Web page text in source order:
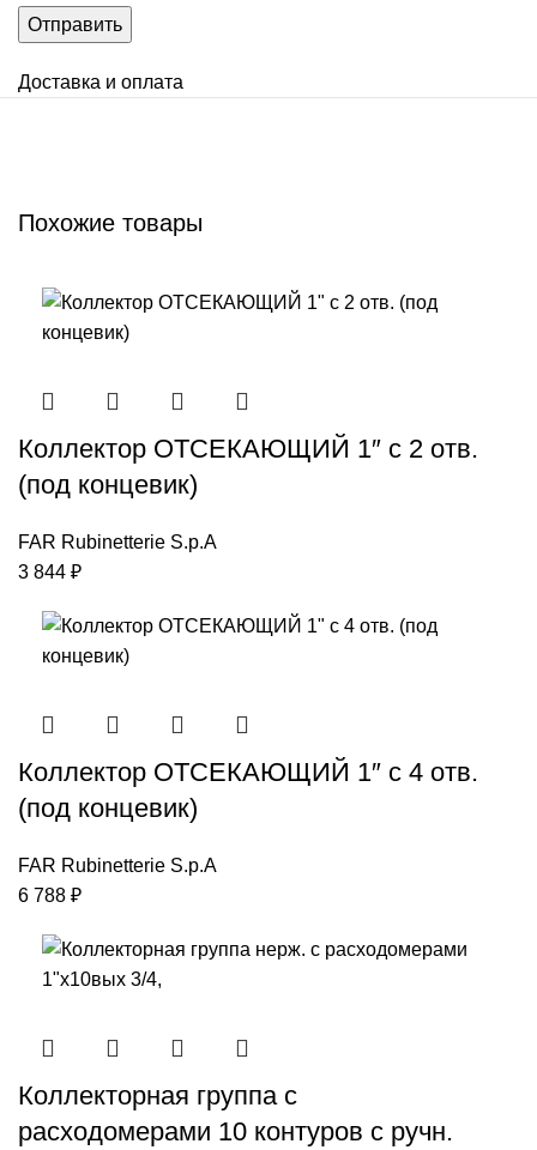
Доставка и оплата
Похожие товары
Коллектор ОТСЕКАЮЩИЙ 1″ с 2 отв.
(под концевик)
FAR Rubinetterie S.p.A
3 844 ₽
Коллектор ОТСЕКАЮЩИЙ 1″ с 4 отв.
(под концевик)
FAR Rubinetterie S.p.A
6 788 ₽
Коллекторная группа с
расходомерами 10 контуров с ручн.